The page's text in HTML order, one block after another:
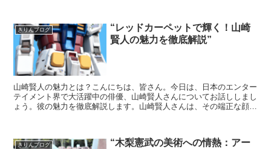
きりんブログ
“レッドカーペットで輝く！山崎
賢人の魅力を徹底解説”
山崎賢人の魅力とは？こんにちは、皆さん。今日は、日本のエンター
テイメント界で大活躍中の俳優、山崎賢人さんについてお話ししまし
ょう。彼の魅力を徹底解説します。山崎賢人さんは、その端正な顔立
きりんブログ
“木梨憲武の美術への情熱：アー